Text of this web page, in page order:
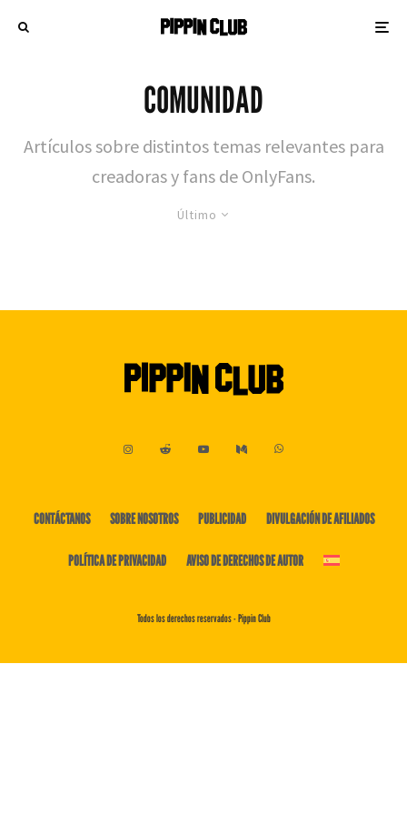
COMUNIDAD
Artículos sobre distintos temas relevantes para
creadoras y fans de OnlyFans.
Último
CONTÁCTANOS SOBRE NOSOTROS PUBLICIDAD DIVULGACIÓN DE AFILIADOS
POLÍTICA DE PRIVACIDAD AVISO DE DERECHOS DE AUTOR
Todos los derechos reservados - Pippin Club